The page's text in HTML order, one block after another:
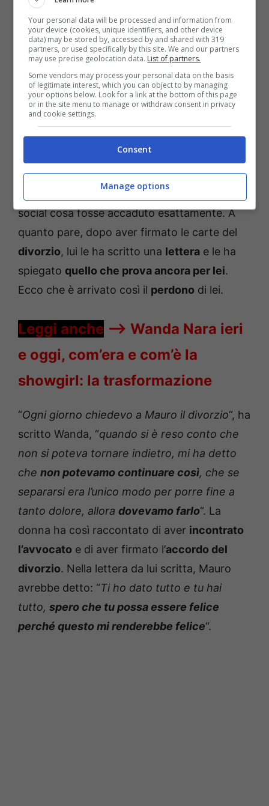
Ritorna la passione:
l’annuncio di Wanda Nara
sui social
Dopo giorni diincertezzee ditensioni, è
Wanda Nara
social cosa fosse accaduto esattamente. A
quanto pare, dopo aver firmato le carte del
divorzio, lui le ha scritto una lettera e le ha
spiegato quello che prova ancora per lei.
Ecco che è arrivato così il perdono di lei.
Leggi anche —-> Wanda Nara ieri
e oggi, com’era e com’è la
showgirl: la trasformazione
“Ogni giorno chiedevo a Mauro il divorzio“, ha
scritto Wanda, “quando si è reso conto che
non si poteva tornare indietro, mi ha detto
che non potevamo continuare così, che se
separarsi era l’unico modo per porre fine a
tanto dolore, allora dovevamo farlo“. La
donna ha così raccontato di aver incontrato
l’avvocato e di aver firmato l’accordo del
divorzio. Nella lettera da lui scritta, Mauro
avrebbe detto: “Ti ho dato tutto e tu hai
tutto, spero che tu possa essere felice
perché questo mi renderebbe felice“.
Your personal data will be processed and information from
your device (cookies, unique identifiers, and other device
data) may be stored by, accessed by and shared with 319
partners, or used specifically by this site. We and our partners
may use precise geolocation data. List of partners.
Some vendors may process your personal data on the basis
of legitimate interest, which you can object to by managing
your options below. Look for a link at the bottom of this page
or in the site menu to manage or withdraw consent in privacy
and cookie settings.
Consent
Manage options